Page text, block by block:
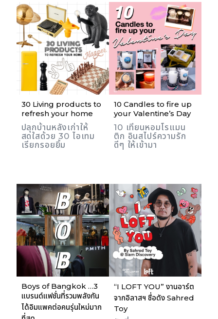
30 Living products to
refresh your home
ปลุกบ้านหลังเก่าให้
สดใสด้วย 30 ไอเทม
เรียกรอยยิ้ม
10 Candles to fire up
your Valentine’s Day
10 เทียนหอมโรแมน
ติก อินสไปร์ความรัก
ดีๆ ให้เข้ามา
Boys of Bangkok …3
แบรนด์แฟชั่นที่รวมพลังกัน
ได้อิมแพคต่อคนรุ่นใหม่มาก
“I LOFT YOU” งานอาร์ต
จากอิลาสฯ ชื่อดัง Sahred
Toy